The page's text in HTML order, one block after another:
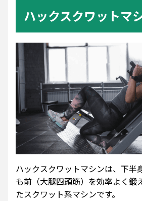
ハックスクワットマ
ハックスクワットマシンは、下半
も前（大腿四頭筋）を効率よく鍛
たスクワット系マシンです。